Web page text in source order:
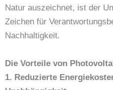
Natur auszeichnet, ist der
Zeichen für
Nachhaltigkeit.
Die Vorteile von
1. Reduzierte